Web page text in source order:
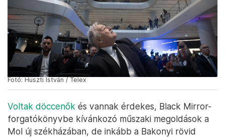
Fotó: Huszti István / Telex
Voltak döccenők és vannak érdekes, Black Mirror-
forgatókönyvbe kívánkozó műszaki megoldások a
Mol új székházában, de inkább a Bakonyi rövid